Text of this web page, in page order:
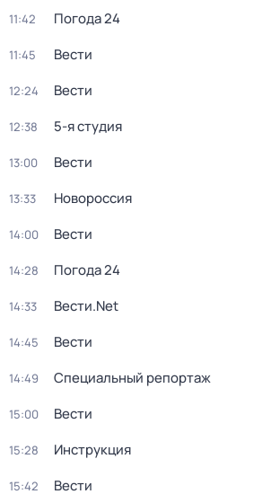
11:42 Погода 24
11:45 Вести
12:24 Вести
12:38 5-я студия
13:00 Вести
13:33 Новороссия
14:00 Вести
14:28 Погода 24
14:33 Вести.Net
14:45 Вести
14:49 Специальный репортаж
15:00 Вести
15:28 Инструкция
15:42 Вести